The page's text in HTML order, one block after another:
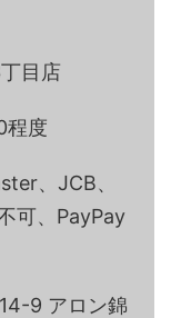
目店
程度
、JCB、
可、PayPay
9 アロン錦